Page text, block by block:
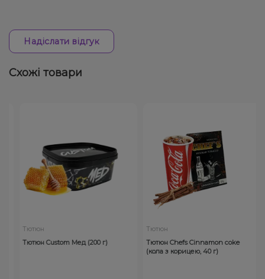
Надіслати відгук
Схожі товари
Тютюн
Тютюн Custom Мед (200 г)
Тютюн
Тютюн Chefs Cinnamon coke
(кола з корицею, 40 г)